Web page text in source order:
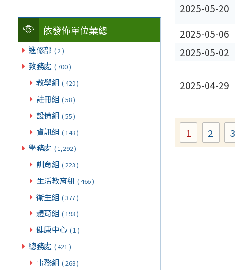
依發佈單位彙總
進修部 ( 2 )
教務處 ( 700 )
教學組 ( 420 )
註冊組 ( 58 )
設備組 ( 55 )
資訊組 ( 148 )
學務處 ( 1,292 )
訓育組 ( 223 )
生活教育組 ( 466 )
衛生組 ( 377 )
體育組 ( 193 )
健康中心 ( 1 )
總務處 ( 421 )
事務組 ( 268 )
2025-05-20
2025-05-06
2025-05-02
2025-04-29
Page
1 Page
2 3